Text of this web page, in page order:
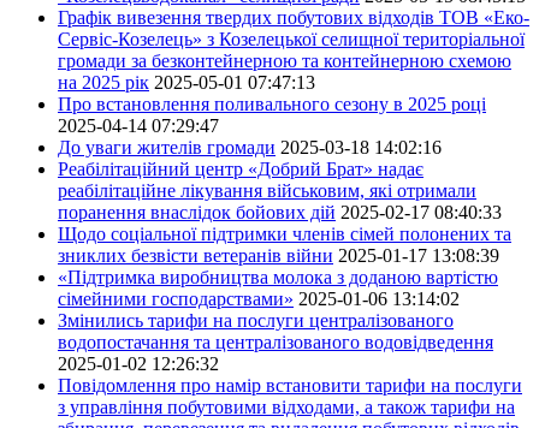
Графік вивезення твердих побутових відходів ТОВ «Еко-
Сервіс-Козелець» з Козелецької селищної територіальної
громади за безконтейнерною та контейнерною схемою
на 2025 рік 2025-05-01 07:47:13
Про встановлення поливального сезону в 2025 році
2025-04-14 07:29:47
До уваги жителів громади 2025-03-18 14:02:16
Реабілітаційний центр «Добрий Брат» надає
реабілітаційне лікування військовим, які отримали
поранення внаслідок бойових дій 2025-02-17 08:40:33
Щодо соціальної підтримки членів сімей полонених та
зниклих безвісти ветеранів війни 2025-01-17 13:08:39
«Підтримка виробництва молока з доданою вартістю
сімейними господарствами» 2025-01-06 13:14:02
Змінились тарифи на послуги централізованого
водопостачання та централізованого водовідведення
2025-01-02 12:26:32
Повідомлення про намір встановити тарифи на послуги
з управління побутовими відходами, а також тарифи на